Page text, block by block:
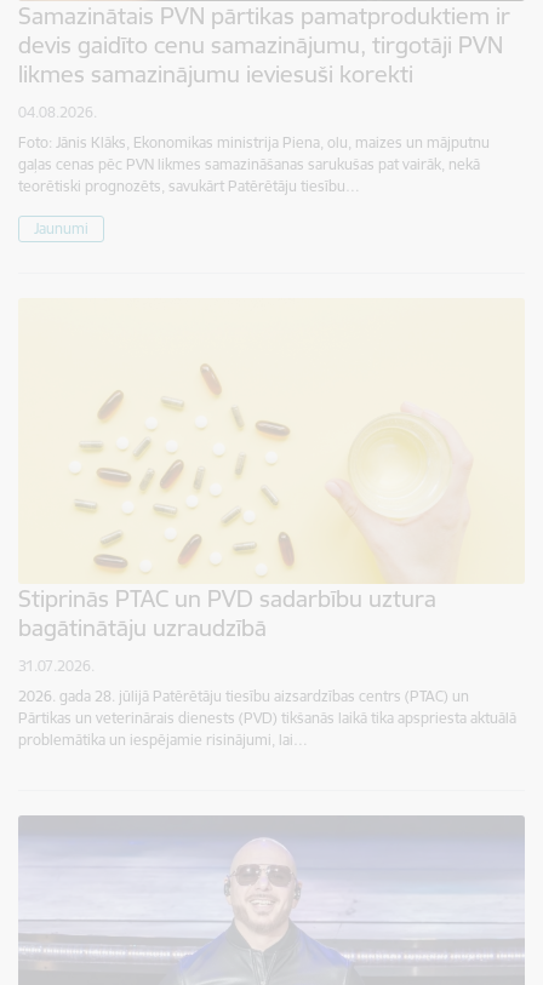
Samazinātais PVN pārtikas pamatproduktiem ir
devis gaidīto cenu samazinājumu, tirgotāji PVN
likmes samazinājumu ieviesuši korekti
04.08.2026.
Foto: Jānis Klāks, Ekonomikas ministrija Piena, olu, maizes un mājputnu
gaļas cenas pēc PVN likmes samazināšanas sarukušas pat vairāk, nekā
teorētiski prognozēts, savukārt Patērētāju tiesību…
Jaunumi
Stiprinās PTAC un PVD sadarbību uztura
bagātinātāju uzraudzībā
31.07.2026.
2026. gada 28. jūlijā Patērētāju tiesību aizsardzības centrs (PTAC) un
Pārtikas un veterinārais dienests (PVD) tikšanās laikā tika apspriesta aktuālā
problemātika un iespējamie risinājumi, lai…